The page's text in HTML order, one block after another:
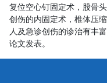
复位空心钉固定术，股骨
创伤的内固定术，椎体压
人及急诊创伤的诊治有丰
论文发表。